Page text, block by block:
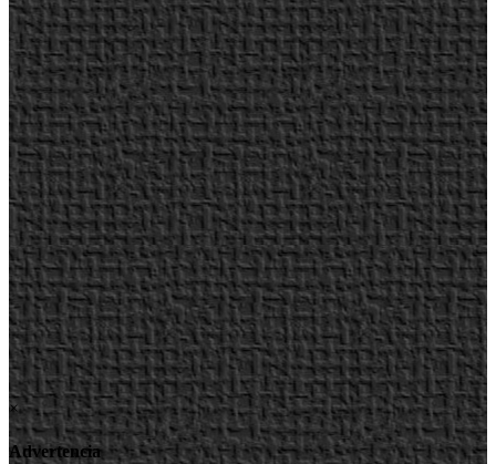
×
Advertencia